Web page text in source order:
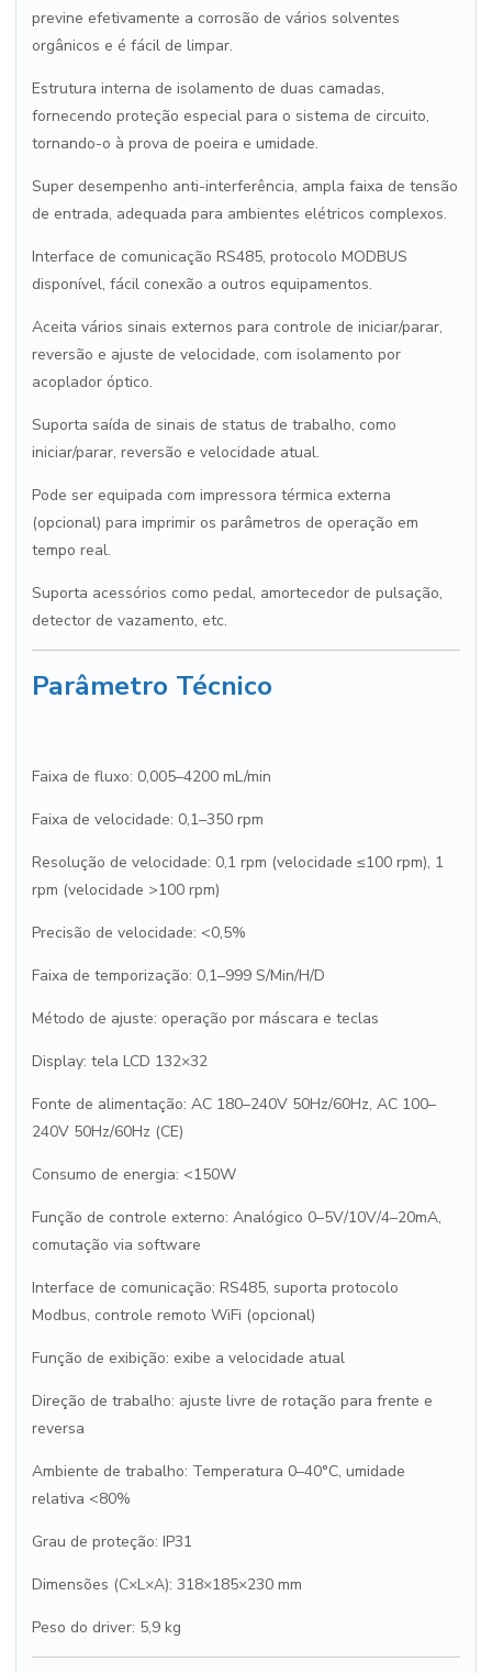
previne efetivamente a corrosão de vários solventes
orgânicos e é fácil de limpar.
Estrutura interna de isolamento de duas camadas,
fornecendo proteção especial para o sistema de circuito,
tornando-o à prova de poeira e umidade.
Super desempenho anti-interferência, ampla faixa de tensão
de entrada, adequada para ambientes elétricos complexos.
Interface de comunicação RS485, protocolo MODBUS
disponível, fácil conexão a outros equipamentos.
Aceita vários sinais externos para controle de iniciar/parar,
reversão e ajuste de velocidade, com isolamento por
acoplador óptico.
Suporta saída de sinais de status de trabalho, como
iniciar/parar, reversão e velocidade atual.
Pode ser equipada com impressora térmica externa
(opcional) para imprimir os parâmetros de operação em
tempo real.
Suporta acessórios como pedal, amortecedor de pulsação,
detector de vazamento, etc.
Parâmetro Técnico
Faixa de fluxo: 0,005–4200 mL/min
Faixa de velocidade: 0,1–350 rpm
Resolução de velocidade: 0,1 rpm (velocidade ≤100 rpm), 1
rpm (velocidade >100 rpm)
Precisão de velocidade: <0,5%
Faixa de temporização: 0,1–999 S/Min/H/D
Método de ajuste: operação por máscara e teclas
Display: tela LCD 132×32
Fonte de alimentação: AC 180–240V 50Hz/60Hz, AC 100–
240V 50Hz/60Hz (CE)
Consumo de energia: <150W
Função de controle externo: Analógico 0–5V/10V/4–20mA,
comutação via software
Interface de comunicação: RS485, suporta protocolo
Modbus, controle remoto WiFi (opcional)
Função de exibição: exibe a velocidade atual
Direção de trabalho: ajuste livre de rotação para frente e
reversa
Ambiente de trabalho: Temperatura 0–40°C, umidade
relativa <80%
Grau de proteção: IP31
Dimensões (C×L×A): 318×185×230 mm
Peso do driver: 5,9 kg